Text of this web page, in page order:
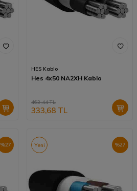
HES Kablo
Hes 4x50 NA2XH Kablo
463,44TL
333,68 TL
%27 %27
Yeni